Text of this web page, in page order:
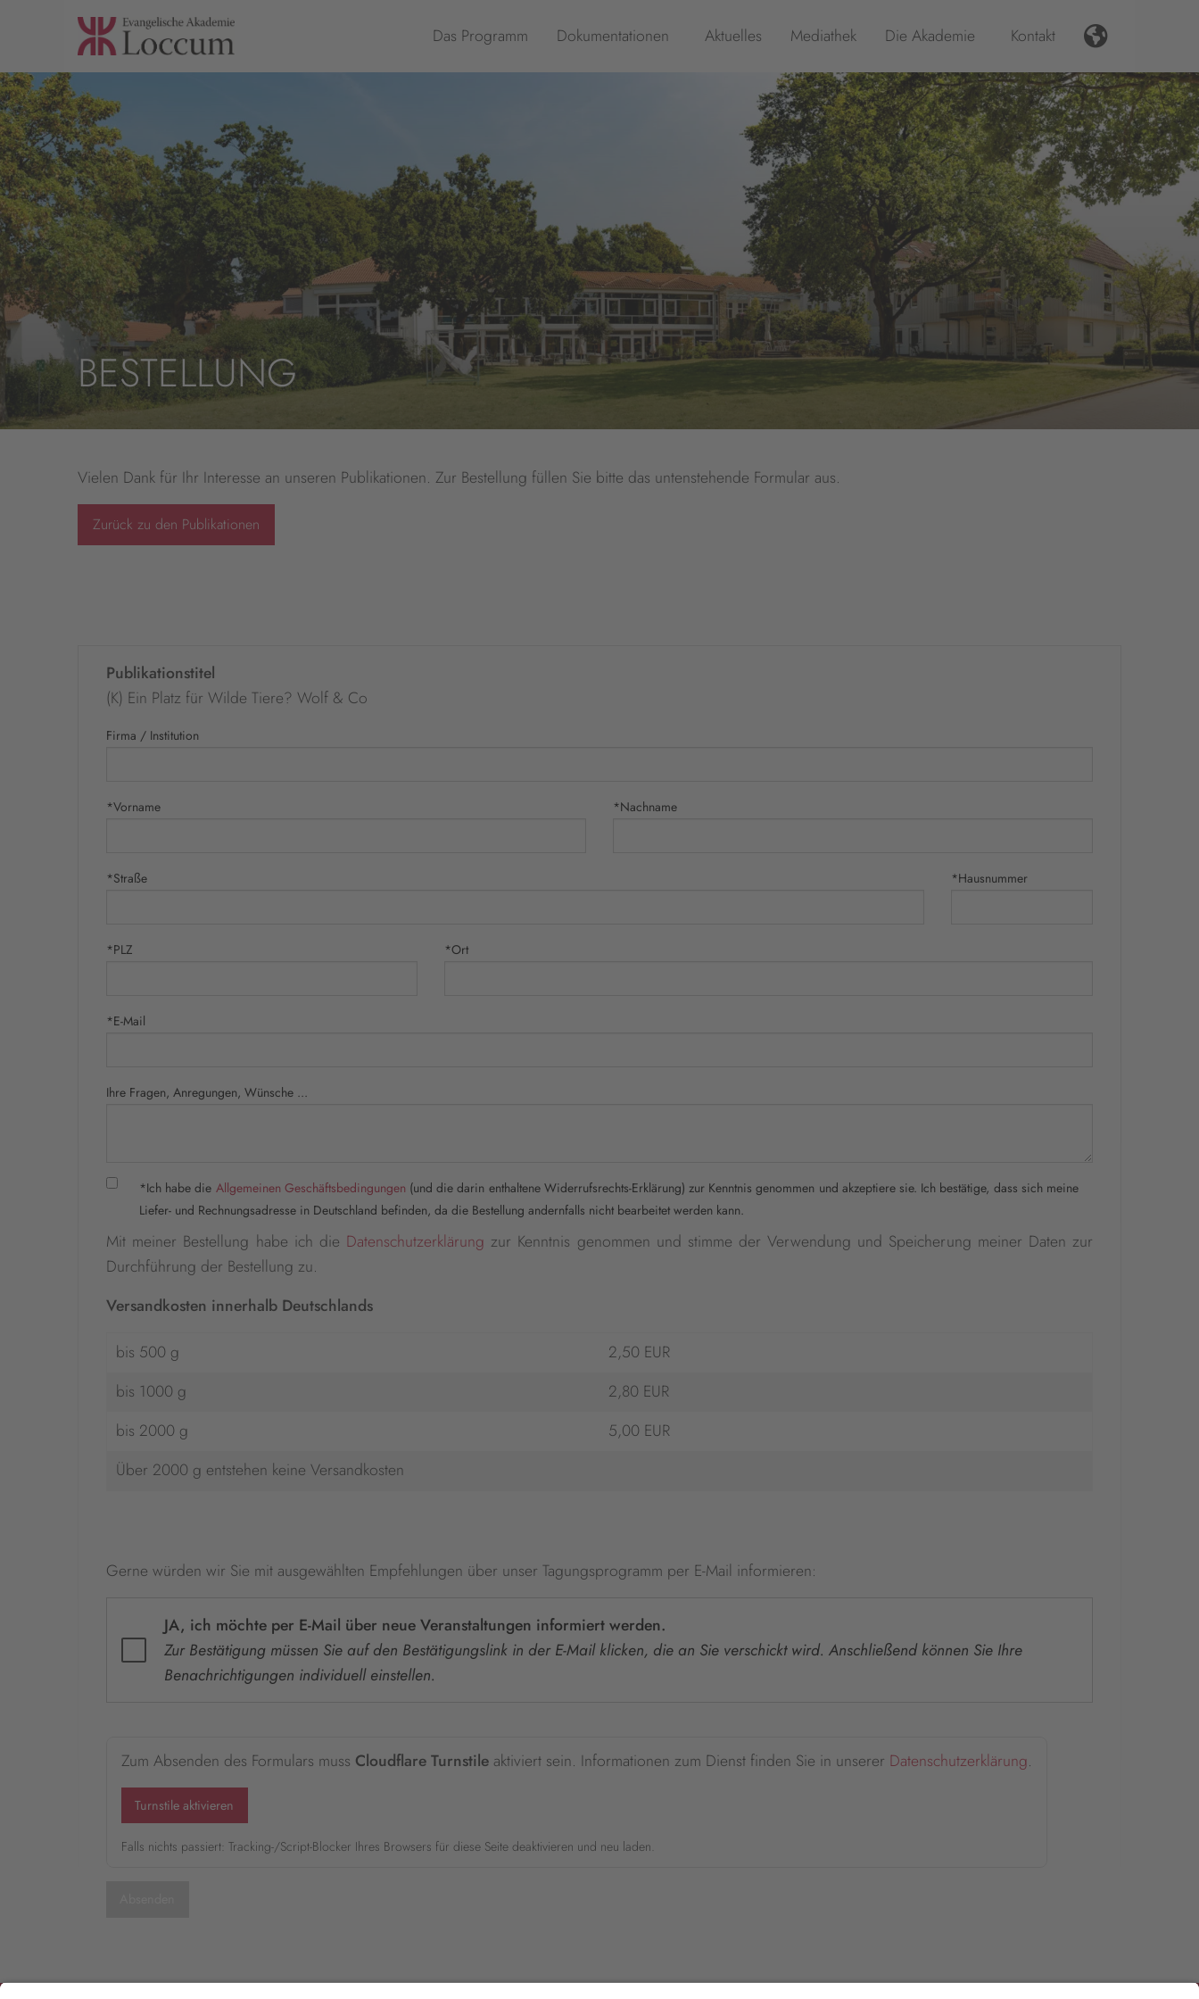
Das Programm Dokumentationen Aktuelles Mediathek Die Akademie Kontakt
BESTELLUNG
Vielen Dank für Ihr Interesse an unseren Publikationen. Zur Bestellung füllen Sie bitte das untenstehende Formular aus.
Zurück zu den Publikationen
Publikationstitel
(K) Ein Platz für Wilde Tiere? Wolf & Co
Firma / Institution
*Vorname *Nachname
*Straße *Hausnummer
*PLZ *Ort
*E-Mail
Ihre Fragen, Anregungen, Wünsche ...
*Ich habe die Allgemeinen Geschäftsbedingungen (und die darin enthaltene Widerrufsrechts-Erklärung) zur Kenntnis genommen und akzeptiere sie. Ich bestätige, dass sich meine
Liefer- und Rechnungsadresse in Deutschland befinden, da die Bestellung andernfalls nicht bearbeitet werden kann.
Mit meiner Bestellung habe ich die Datenschutzerklärung zur Kenntnis genommen und stimme der Verwendung und Speicherung meiner Daten zur
Durchführung der Bestellung zu.
Versandkosten innerhalb Deutschlands
bis 500 g
2,50 EUR
bis 1000 g
2,80 EUR
bis 2000 g
5,00 EUR
Über 2000 g entstehen keine Versandkosten
Gerne würden wir Sie mit ausgewählten Empfehlungen über unser Tagungsprogramm per E-Mail informieren:
JA, ich möchte per E-Mail über neue Veranstaltungen informiert werden.
Zur Bestätigung müssen Sie auf den Bestätigungslink in der E-Mail klicken, die an Sie verschickt wird. Anschließend können Sie Ihre
Benachrichtigungen individuell einstellen.
Zum Absenden des Formulars muss Cloudflare Turnstile aktiviert sein. Informationen zum Dienst finden Sie in unserer Datenschutzerklärung.
Turnstile aktivieren
Falls nichts passiert: Tracking-/Script-Blocker Ihres Browsers für diese Seite deaktivieren und neu laden.